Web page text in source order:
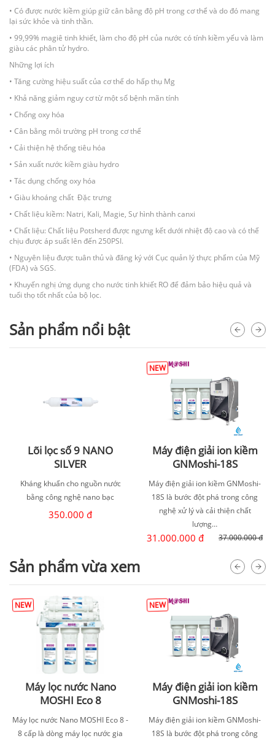
• Có được nước kiềm giúp giữ cân bằng độ pH trong cơ thể và do đó mang
lại sức khỏe và tinh thần.
• 99,99% magiê tinh khiết, làm cho độ pH của nước có tính kiềm yếu và làm
giàu các phân tử hydro.
Những lợi ích
• Tăng cường hiệu suất của cơ thể do hấp thụ Mg
• Khả năng giảm nguy cơ từ một số bệnh mãn tính
• Chống oxy hóa
• Cân bằng môi trường pH trong cơ thể
• Cải thiện hệ thống tiêu hóa
• Sản xuất nước kiềm giàu hydro
• Tác dụng chống oxy hóa
• Giàu khoáng chất Đặc trưng
• Chất liệu kiềm: Natri, Kali, Magie, Sự hình thành canxi
• Chất liệu: Chất liệu Potsherd được ngưng kết dưới nhiệt độ cao và có thể
chịu được áp suất lên đến 250PSI.
• Nguyên liệu được tuân thủ và đăng ký với Cục quản lý thực phẩm của Mỹ
(FDA) và SGS.
• Khuyến nghị ứng dụng cho nước tinh khiết RO để đảm bảo hiệu quả và
tuổi thọ tốt nhất của bộ lọc.
Sản phẩm nổi bật
Lõi lọc số 9 NANO
SILVER
Kháng khuẩn cho nguồn nước
bằng công nghệ nano bạc
350.000 đ
NEW
Máy điện giải ion kiềm
GNMoshi-18S
Máy điện giải ion kiềm GNMoshi-
18S là bước đột phá trong công
nghệ xử lý và cải thiện chất
lượng…
31.000.000 đ 37.000.000 đ
Sản phẩm vừa xem
NEW
Máy lọc nước Nano
MOSHI Eco 8
Máy lọc nước Nano MOSHI Eco 8 -
8 cấp là dòng máy lọc nước gia
NEW
Máy điện giải ion kiềm
GNMoshi-18S
Máy điện giải ion kiềm GNMoshi-
18S là bước đột phá trong công